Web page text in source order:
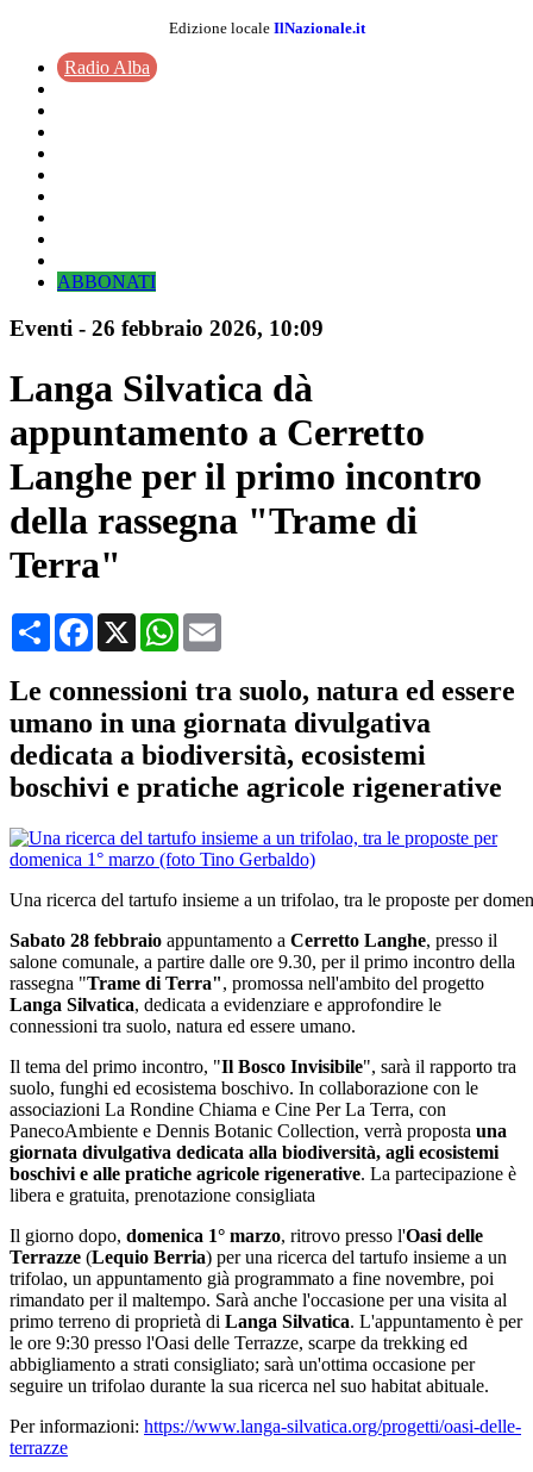
Edizione locale IlNazionale.it
Radio Alba
ABBONATI
Eventi - 26 febbraio 2026, 10:09
Langa Silvatica dà
appuntamento a Cerretto
Langhe per il primo incontro
della rassegna "Trame di
Terra"
CondividiFacebook
X WhatsApp
Le connessioni tra suolo, natura ed essere
umano in una giornata divulgativa
dedicata a biodiversità, ecosistemi
boschivi e pratiche agricole rigenerative
Una ricerca del tartufo insieme a un trifolao, tra le proposte per
Sabato 28 febbraio appuntamento a Cerretto Langhe, presso il
salone comunale, a partire dalle ore 9.30, per il primo incontro della
rassegna "Trame di Terra", promossa nell'ambito del progetto
Langa Silvatica, dedicata a evidenziare e approfondire le
connessioni tra suolo, natura ed essere umano.
Il tema del primo incontro, "Il Bosco Invisibile", sarà il rapporto tra
suolo, funghi ed ecosistema boschivo. In collaborazione con le
associazioni La Rondine Chiama e Cine Per La Terra, con
PanecoAmbiente e Dennis Botanic Collection, verrà proposta una
giornata divulgativa dedicata alla biodiversità, agli ecosistemi
boschivi e alle pratiche agricole rigenerative. La partecipazione è
libera e gratuita, prenotazione consigliata
Il giorno dopo, domenica 1° marzo, ritrovo presso l'Oasi delle
Terrazze (Lequio Berria) per una ricerca del tartufo insieme a un
trifolao, un appuntamento già programmato a fine novembre, poi
rimandato per il maltempo. Sarà anche l'occasione per una visita al
primo terreno di proprietà di Langa Silvatica. L'appuntamento è per
le ore 9:30 presso l'Oasi delle Terrazze, scarpe da trekking ed
abbigliamento a strati consigliato; sarà un'ottima occasione per
seguire un trifolao durante la sua ricerca nel suo habitat abituale.
Per informazioni: https://www.langa-silvatica.org/progetti/oasi-delle-
terrazze